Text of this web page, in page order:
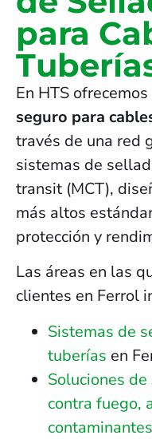
para
En HTS ofrecemos
seguro para
través de una red
sistemas de
transit (MCT),
más altos
protección y
Las áreas en las
clientes en Ferrol
Sistemas de
tuberías en
Soluciones
contra fuego,
contaminantes